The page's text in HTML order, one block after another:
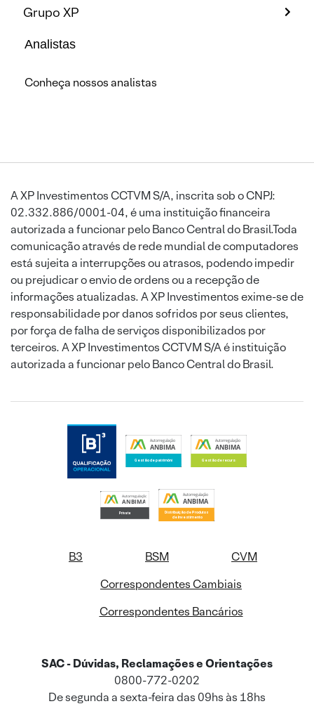
Grupo XP
Analistas
Conheça nossos analistas
A XP Investimentos CCTVM S/A, inscrita sob o CNPJ:
02.332.886/0001-04, é uma instituição financeira
autorizada a funcionar pelo Banco Central do Brasil.Toda
comunicação através de rede mundial de computadores
está sujeita a interrupções ou atrasos, podendo impedir
ou prejudicar o envio de ordens ou a recepção de
informações atualizadas. A XP Investimentos exime-se de
responsabilidade por danos sofridos por seus clientes,
por força de falha de serviços disponibilizados por
terceiros. A XP Investimentos CCTVM S/A é instituição
autorizada a funcionar pelo Banco Central do Brasil.
B3 BSM
CVM
Correspondentes Cambiais
Correspondentes Bancários
SAC - Dúvidas, Reclamações e Orientações
0800-772-0202
De segunda a sexta-feira das 09hs às 18hs